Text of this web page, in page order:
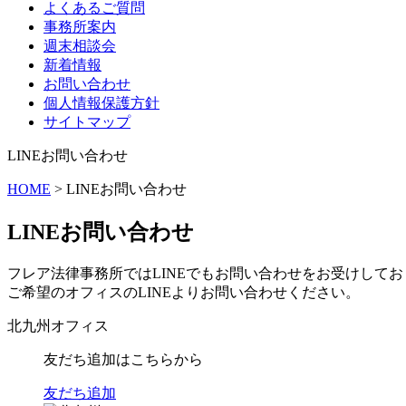
よくあるご質問
事務所案内
週末相談会
新着情報
お問い合わせ
個人情報保護方針
サイトマップ
LINEお問い合わせ
HOME > LINEお問い合わせ
LINEお問い合わせ
フレア法律事務所ではLINEでもお問い合わせをお受けしてお
ご希望のオフィスのLINEよりお問い合わせください。
北九州オフィス
友だち追加はこちらから
友だち追加